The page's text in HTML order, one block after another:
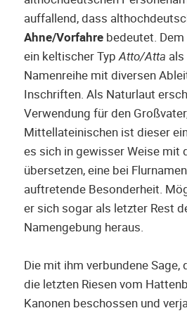
auffallend, dass
Ahne/Vorfahre bedeutet.
ein keltischer TypAtto/Atta als
Namenreihe mit diversen
Inschriften. Als Naturlaut
Verwendung für den
Mittellateinischen ist dieser
es sich in gewisser Weise mit
übersetzen, eine bei
auftretende Besonderheit.
er sich sogar als letzter Rest
Namengebung heraus.
Die mit ihm verbundene Sage,
die letzten Riesen vom
Kanonen beschossen und